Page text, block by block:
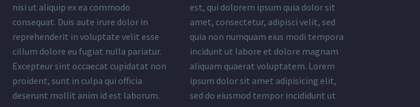
nisi ut aliquip ex ea commodo
consequat. Duis aute irure dolor in
reprehenderit in voluptate velit esse
cillum dolore eu fugiat nulla pariatur.
Excepteur sint occaecat cupidatat non
proident, sunt in culpa qui officia
deserunt mollit anim id est laborum.
est, qui dolorem ipsum quia dolor sit
amet, consectetur, adipisci velit, sed
quia non numquam eius modi tempora
incidunt ut labore et dolore magnam
aliquam quaerat voluptatem. Lorem
ipsum dolor sit amet adipisicing elit,
sed do eiusmod tempor incididunt ut